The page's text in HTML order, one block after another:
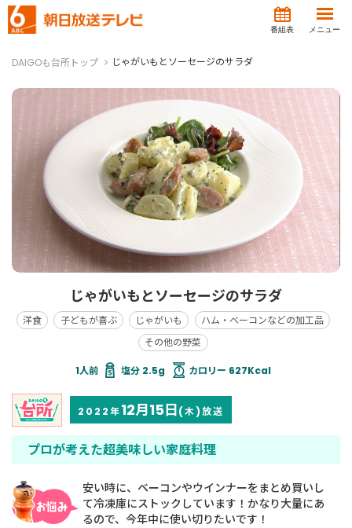
番組表 メニュー
DAIGOも台所トップ じゃがいもとソーセージのサラダ
じゃがいもとソーセージのサラダ
洋食 子どもが喜ぶ じゃがいも
ハム・ベーコンなどの加工品
その他の野菜
塩分 2.5g カロリー 627Kcal
2022年12月15日(木)放送
プロが考えた超美味しい家庭料理
安い時に、ベーコンやウインナーをまとめ買いし
て冷凍庫にストックしています！かなり大量にあ
るので、今年中に使い切りたいです！